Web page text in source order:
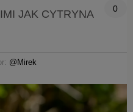
JAK CYTRYNA
0
@Mirek